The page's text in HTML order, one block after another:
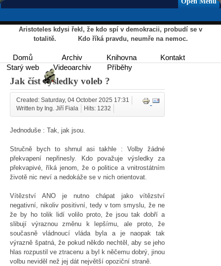
Aristoteles kdysi řekl, že kdo spí v demokracii, probudí se v
totalitě. Kdo říká pravdu, neumře na nemoc.
Domů Archiv Knihovna
Kontakt
Starý web
Videoarchiv Příběhy
Jak číst výsledky voleb ?
Created: Saturday, 04 October 2025 17:31
Written by Ing. Jiří Fiala
Hits: 1232
Jednoduše : Tak, jak jsou.
Stručně bych to shrnul asi takhle : Volby žádné
překvapení nepřinesly. Kdo považuje výsledky za
překvapivé, říká jenom, že o politice a vnitrostátním
životě nic neví a nedokáže se v nich orientovat.
Vítězství ANO je nutno chápat jako vítězství
negativní, nikoliv positivní, tedy v tom smyslu, že ne
že by ho tolik lidí volilo proto, že jsou tak dobří a
slibují výraznou změnu k lepšímu, ale proto, že
současně vládnoucí vláda byla a je naopak tak
výrazně špatná, že pokud někdo nechtěl, aby se jeho
hlas rozpustil ve ztracenu a byl k něčemu dobrý, jinou
volbu neviděl než jej dát největší opoziční straně.